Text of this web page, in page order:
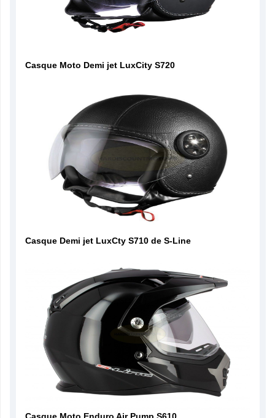
Casque Moto Demi jet LuxCity S720
Casque Demi jet LuxCty S710 de S-Line